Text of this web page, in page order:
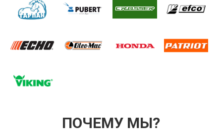
ПОЧЕМУ МЫ?